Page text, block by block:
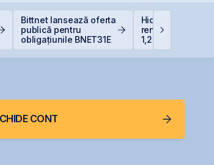
Bittnet lansează oferta
publică pentru
obligațiunile BNET31E
Hidroelectrica
renunțe la un
1,27 miliarde lei
Siret
CONT